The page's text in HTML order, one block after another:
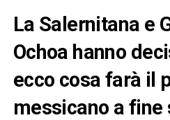
La Salernitana e
Ochoa hanno
ecco cosa farà il
messicano a fine